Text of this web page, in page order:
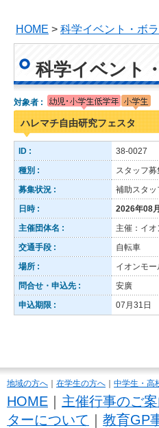
HOME > 科学イベント・ボ
科学イベント
対象者 :
ハレマチ自由研究フェスタ
ID :
38-0027
種別 :
スタッフ募
募集状況 :
補助スタッ
日時 :
2026年08
主催団体名 :
主催：イ
交通手段 :
自転車
場所 :
イオンモ
問合せ・申込先 :
安廣
申込期限 :
07月31日
地域の方へ 在学生の方へ 中学生・高
HOME 主催行事のご
ターについて
教育GP